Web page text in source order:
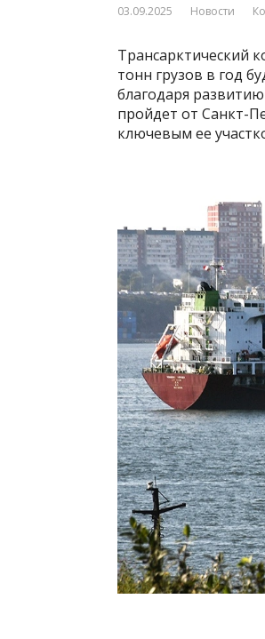
03.09.2025 Новости
Трансарктический
тонн грузов в год
благодаря
пройдет от Санкт-
ключевым ее